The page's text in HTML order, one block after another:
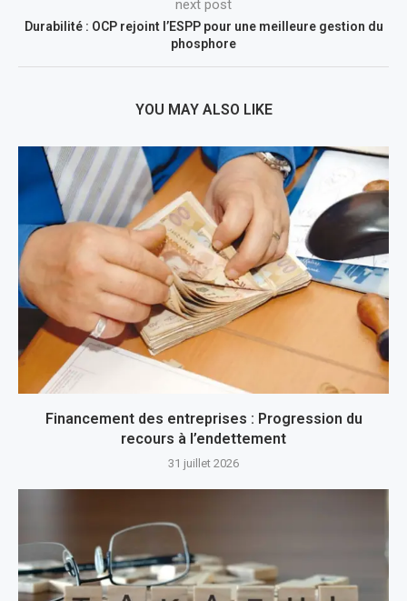
next post
Durabilité : OCP rejoint l’ESPP pour une meilleure gestion du
phosphore
YOU MAY ALSO LIKE
Financement des entreprises : Progression du
recours à l’endettement
31 juillet 2026